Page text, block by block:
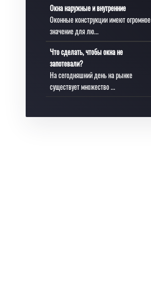
Окна наружные и внутренние
Оконные конструкции имеют огромное
значение для лю...
Что сделать, чтобы окна не
запотевали?
На сегодняшний день на рынке
существует множество ...